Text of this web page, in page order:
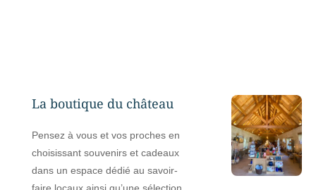
La boutique du château
Pensez à vous et vos proches en
choisissant souvenirs et cadeaux
dans un espace dédié au savoir-